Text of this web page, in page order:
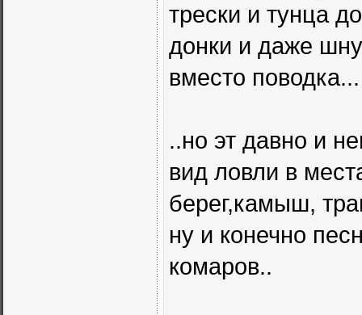
трески и тунца
донки и даже
вместо поводка...
..но эт давно и
вид ловли в
берег,камыш,
ну и конечно
комаров..